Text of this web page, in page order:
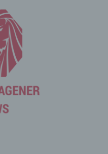
(3) die
System auf
Referrer), (4)
ein zugreifendes
angesteuert werden,
Zugriffs auf die
Provider des
ähnliche Daten
im Falle von